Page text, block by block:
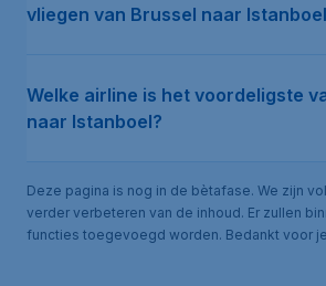
vliegen van Brussel naar
Welke airline is het voordeligste
naar Istanboel?
Deze pagina is nog in de bètafase. We zijn
verder verbeteren van de inhoud. Er zullen
functies toegevoegd worden. Bedankt voor